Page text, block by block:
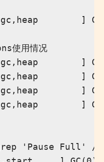
]
使用情况
]
]
]
]
'Pause Full' /